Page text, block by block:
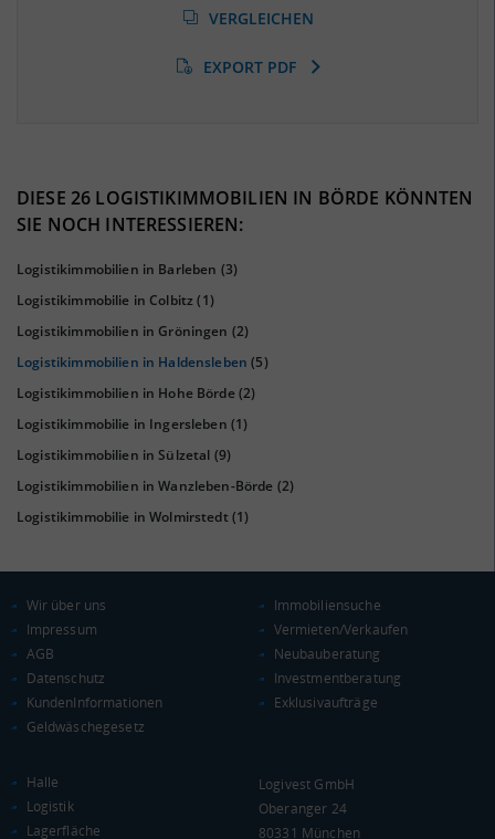
(Landkreis / Kreisfreie Stadt)
(Stand: 01/2020)
42%
Euro pro Kopf
KAUFKRAFT - EURO PRO KOPF
0 €
19.647 €
Landkreis / Kreisfreie Stadt
Bundesland
Deutschland
VERGLEICHEN
EXPORT PDF
DIESE 26 LOGISTIKIMMOBILIEN IN BÖRDE KÖNNTEN
SIE NOCH INTERESSIEREN:
Logistikimmobilien in Barleben (3)
Logistikimmobilie in Colbitz(1)
Logistikimmobilien in Gröningen (2)
Logistikimmobilien in Haldensleben (5)
Logistikimmobilien in Hohe Börde(2)
Logistikimmobilie in Ingersleben (1)
Logistikimmobilien in Sülzetal (9)
Logistikimmobilien in Wanzleben-Börde (2)
Logistikimmobilie in Wolmirstedt(1)
Wir über uns
Impressum
AGB
Datenschutz
KundenInformationen
Geldwäschegesetz
Immobiliensuche
Vermieten/Verkaufen
Neubauberatung
Investmentberatung
Exklusivaufträge
Halle
Logistik
Lagerfläche
Logivest GmbH
Oberanger 24
80331 München